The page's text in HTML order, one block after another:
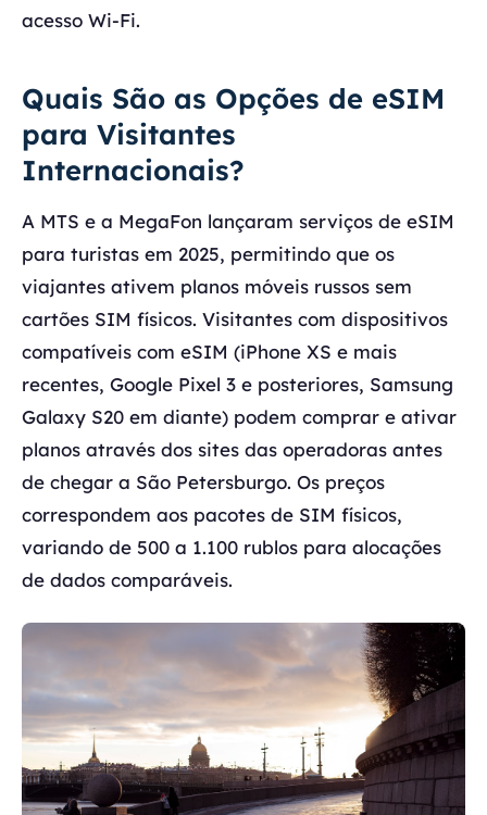
acesso Wi-Fi.
Quais São as Opções de eSIM
para Visitantes
Internacionais?
A MTS e a MegaFon lançaram serviços de eSIM
para turistas em 2025, permitindo que os
viajantes ativem planos móveis russos sem
cartões SIM físicos. Visitantes com dispositivos
compatíveis com eSIM (iPhone XS e mais
recentes, Google Pixel 3 e posteriores, Samsung
Galaxy S20 em diante) podem comprar e ativar
planos através dos sites das operadoras antes
de chegar a São Petersburgo. Os preços
correspondem aos pacotes de SIM físicos,
variando de 500 a 1.100 rublos para alocações
de dados comparáveis.